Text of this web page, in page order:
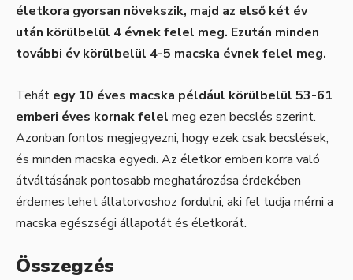
életkora gyorsan növekszik, majd az első két év
után körülbelül 4 évnek felel meg. Ezután minden
további év körülbelül 4-5 macska évnek felel meg.
Tehát egy 10 éves macska például körülbelül 53-61
emberi éves kornak felel meg ezen becslés szerint.
Azonban fontos megjegyezni, hogy ezek csak becslések,
és minden macska egyedi. Az életkor emberi korra való
átváltásának pontosabb meghatározása érdekében
érdemes lehet állatorvoshoz fordulni, aki fel tudja mérni a
macska egészségi állapotát és életkorát.
Összegzés